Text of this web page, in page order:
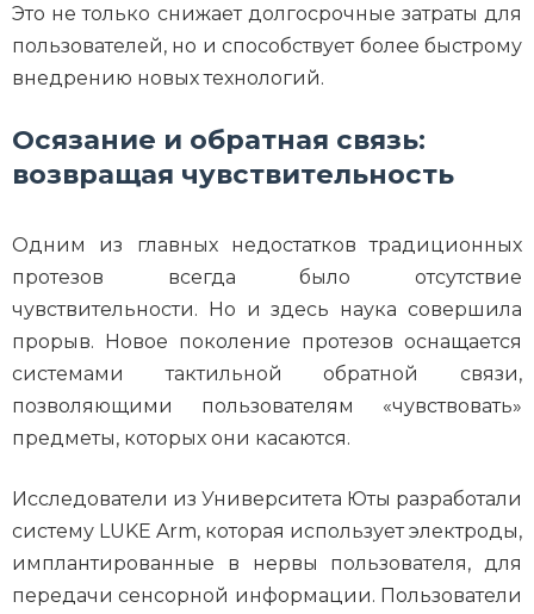
Это не только снижает долгосрочные затраты для
пользователей, но и способствует более быстрому
внедрению новых технологий.
Осязание и обратная связь:
возвращая чувствительность
Одним из главных недостатков традиционных
протезов всегда было отсутствие
чувствительности. Но и здесь наука совершила
прорыв. Новое поколение протезов оснащается
системами тактильной обратной связи,
позволяющими пользователям «чувствовать»
предметы, которых они касаются.
Исследователи из Университета Юты разработали
систему LUKE Arm, которая использует электроды,
имплантированные в нервы пользователя, для
передачи сенсорной информации. Пользователи